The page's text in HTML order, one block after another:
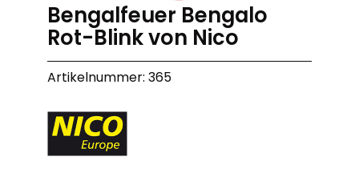
Bengalfeuer Bengalo
Rot-Blink von Nico
Artikelnummer: 365